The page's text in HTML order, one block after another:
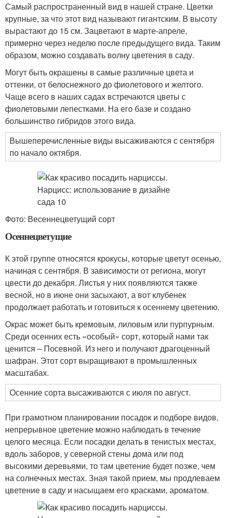
Самый распространенный вид в нашей стране. Цветки
крупные, за что этот вид называют гигантским. В высоту
вырастают до 15 см. Зацветают в марте-апреле,
примерно через неделю после предыдущего вида. Таким
образом, можно создавать волну цветения в саду.
Могут быть окрашены в самые различные цвета и
оттенки, от белоснежного до фиолетового и желтого.
Чаще всего в наших садах встречаются цветы с
фиолетовыми лепестками. На его базе и создано
большинство гибридов этого вида.
Вышеперечисленные виды высаживаются с сентября
по начало октября.
Фото: Весеннецветущий сорт
Осеннецветущие
К этой группе относятся крокусы, которые цветут осенью,
начиная с сентября. В зависимости от региона, могут
цвести до декабря. Листья у них появляются также
весной, но в июне они засыхают, а вот клубенек
продолжает работать и готовиться к осеннему цветению.
Окрас может быть кремовым, лиловым или пурпурным.
Среди осенних есть «особый» сорт, который нами так
ценится – Посевной. Из него и получают драгоценный
шафран. Этот сорт выращивают в промышленных
масштабах.
Осенние сорта высаживаются с июля по август.
При грамотном планировании посадок и подборе видов,
непрерывное цветение можно наблюдать в течение
целого месяца. Если посадки делать в тенистых местах,
вдоль заборов, у северной стены дома или под
высокими деревьями, то там цветение будет позже, чем
на солнечных местах. Зная такой прием, мы продлеваем
цветение в саду и насыщаем его красками, ароматом.